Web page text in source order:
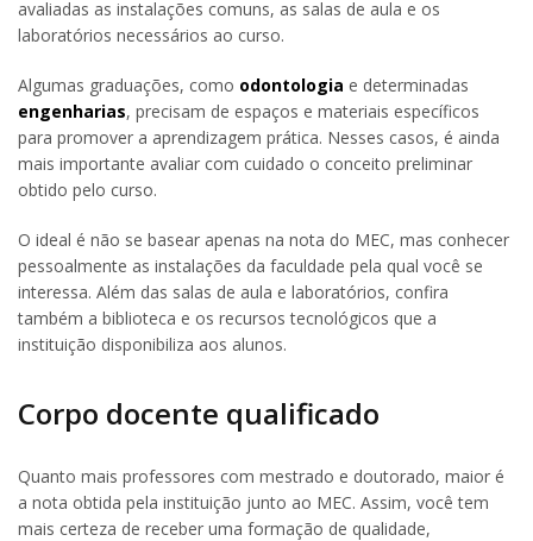
avaliadas as instalações comuns, as salas de aula e os
laboratórios necessários ao curso.
Algumas graduações, como odontologia e determinadas
engenharias, precisam de espaços e materiais específicos
para promover a aprendizagem prática. Nesses casos, é ainda
mais importante avaliar com cuidado o conceito preliminar
obtido pelo curso.
O ideal é não se basear apenas na nota do MEC, mas conhecer
pessoalmente as instalações da faculdade pela qual você se
interessa. Além das salas de aula e laboratórios, confira
também a biblioteca e os recursos tecnológicos que a
instituição disponibiliza aos alunos.
Corpo docente qualificado
Quanto mais professores com mestrado e doutorado, maior é
a nota obtida pela instituição junto ao MEC. Assim, você tem
mais certeza de receber uma formação de qualidade,